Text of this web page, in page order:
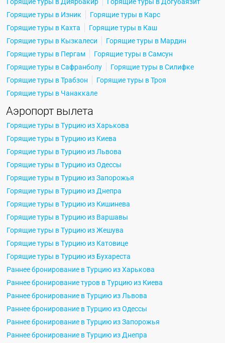
Горящие туры в Изник
Горящие туры в Карс
Горящие туры в Кахта
Горящие туры в Каш
Горящие туры в Кызкалеси
Горящие туры в Мардин
Горящие туры в Пергам
Горящие туры в Самсун
Горящие туры в Сафранболу
Горящие туры в Силифке
Горящие туры в Трабзон
Горящие туры в Троя
Горящие туры в Чанаккале
Аэропорт вылета
Горящие туры в Турцию из Харькова
Горящие туры в Турцию из Киева
Горящие туры в Турцию из Львова
Горящие туры в Турцию из Одессы
Горящие туры в Турцию из Запорожья
Горящие туры в Турцию из Днепра
Горящие туры в Турцию из Кишинева
Горящие туры в Турцию из Варшавы
Горящие туры в Турцию из Жешува
Горящие туры в Турцию из Катовице
Горящие туры в Турцию из Бухареста
Раннее бронирование в Турцию из Харькова
Раннее бронирование туров в Турцию из Киева
Раннее бронирование в Турцию из Львова
Раннее бронирование в Турцию из Одессы
Раннее бронирование в Турцию из Запорожья
Раннее бронирование в Турцию из Днепра